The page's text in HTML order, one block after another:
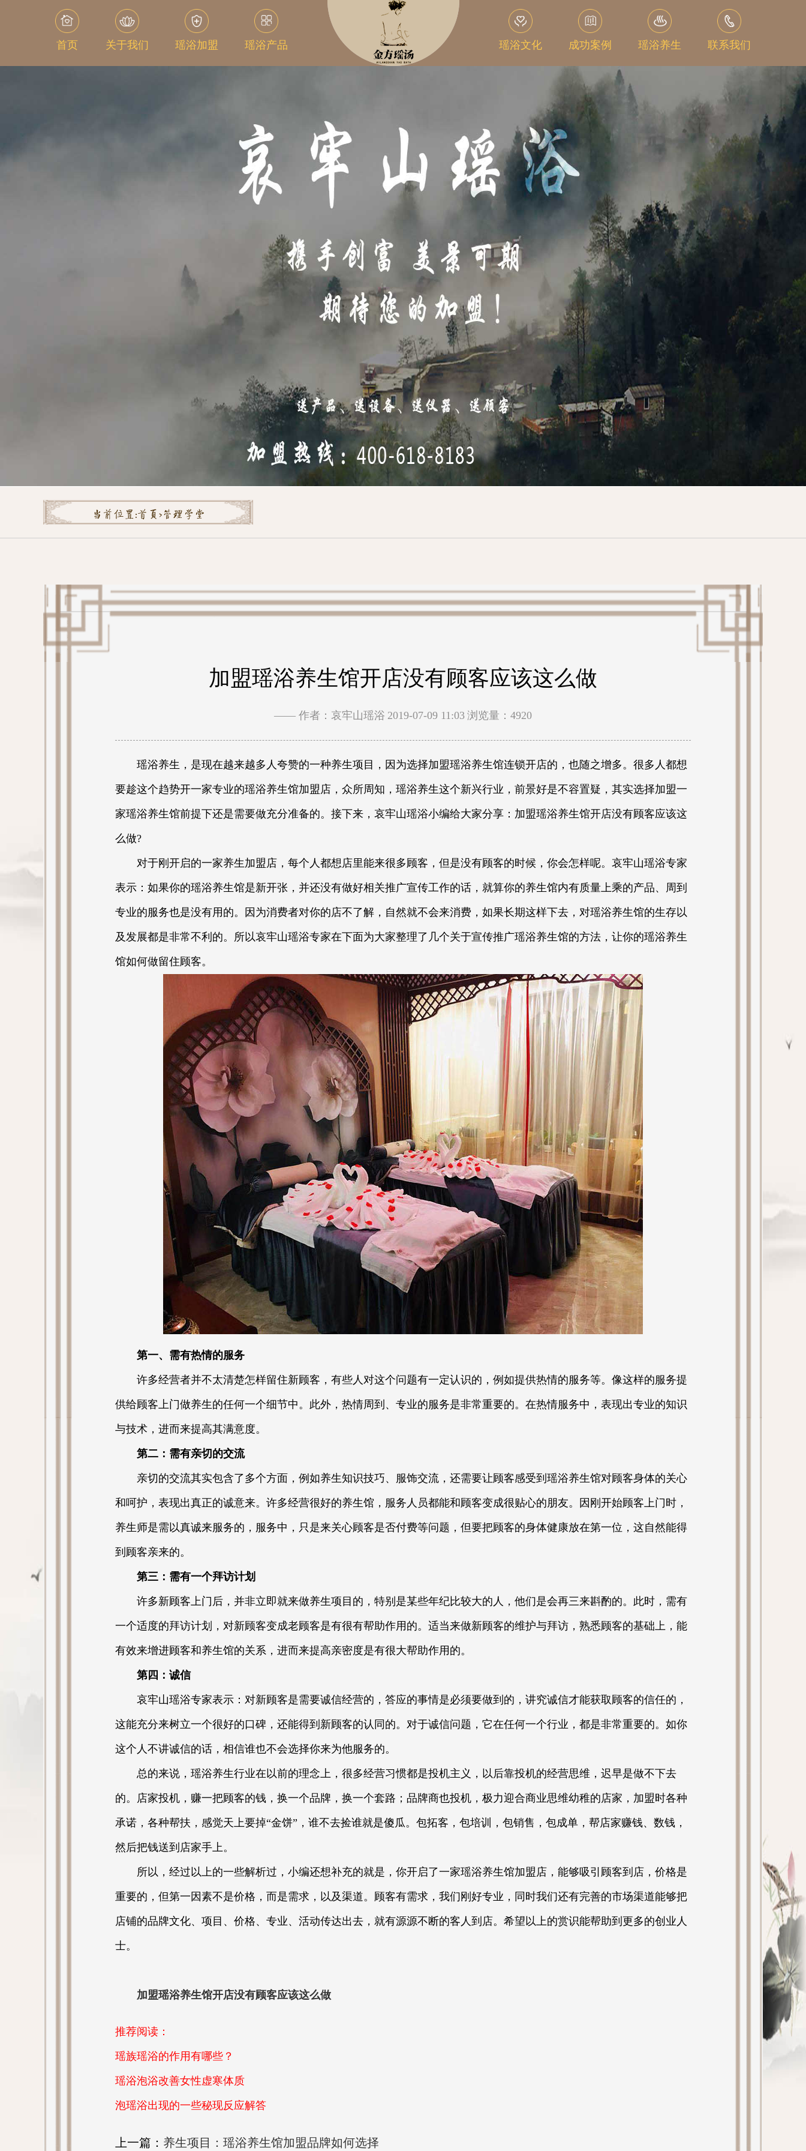
首页 关于我们 瑶浴加盟 瑶浴产品 瑶浴文化 成功案例 瑶浴养生 联系我们
当前位置:首页>管理学堂
加盟瑶浴养生馆开店没有顾客应该这么做
—— 作者：哀牢山瑶浴 2019-07-09 11:03 浏览量：4920
瑶浴养生，是现在越来越多人夸赞的一种养生项目，因为选择加盟瑶浴养生馆连锁开店的，也随之增多。很多人都想
要趁这个趋势开一家专业的瑶浴养生馆加盟店，众所周知，瑶浴养生这个新兴行业，前景好是不容置疑，其实选择加盟一
家瑶浴养生馆前提下还是需要做充分准备的。接下来，哀牢山瑶浴小编给大家分享：加盟瑶浴养生馆开店没有顾客应该这
么做?
对于刚开启的一家养生加盟店，每个人都想店里能来很多顾客，但是没有顾客的时候，你会怎样呢。哀牢山瑶浴专家
表示：如果你的瑶浴养生馆是新开张，并还没有做好相关推广宣传工作的话，就算你的养生馆内有质量上乘的产品、周到
专业的服务也是没有用的。因为消费者对你的店不了解，自然就不会来消费，如果长期这样下去，对瑶浴养生馆的生存以
及发展都是非常不利的。所以哀牢山瑶浴专家在下面为大家整理了几个关于宣传推广瑶浴养生馆的方法，让你的瑶浴养生
馆如何做留住顾客。
第一、需有热情的服务
许多经营者并不太清楚怎样留住新顾客，有些人对这个问题有一定认识的，例如提供热情的服务等。像这样的服务提
供给顾客上门做养生的任何一个细节中。此外，热情周到、专业的服务是非常重要的。在热情服务中，表现出专业的知识
与技术，进而来提高其满意度。
第二：需有亲切的交流
亲切的交流其实包含了多个方面，例如养生知识技巧、服饰交流，还需要让顾客感受到瑶浴养生馆对顾客身体的关心
和呵护，表现出真正的诚意来。许多经营很好的养生馆，服务人员都能和顾客变成很贴心的朋友。因刚开始顾客上门时，
养生师是需以真诚来服务的，服务中，只是来关心顾客是否付费等问题，但要把顾客的身体健康放在第一位，这自然能得
到顾客亲来的。
第三：需有一个拜访计划
许多新顾客上门后，并非立即就来做养生项目的，特别是某些年纪比较大的人，他们是会再三来斟酌的。此时，需有
一个适度的拜访计划，对新顾客变成老顾客是有很有帮助作用的。适当来做新顾客的维护与拜访，熟悉顾客的基础上，能
有效来增进顾客和养生馆的关系，进而来提高亲密度是有很大帮助作用的。
第四：诚信
哀牢山瑶浴专家表示：对新顾客是需要诚信经营的，答应的事情是必须要做到的，讲究诚信才能获取顾客的信任的，
这能充分来树立一个很好的口碑，还能得到新顾客的认同的。对于诚信问题，它在任何一个行业，都是非常重要的。如你
这个人不讲诚信的话，相信谁也不会选择你来为他服务的。
总的来说，瑶浴养生行业在以前的理念上，很多经营习惯都是投机主义，以后靠投机的经营思维，迟早是做不下去
的。店家投机，赚一把顾客的钱，换一个品牌，换一个套路；品牌商也投机，极力迎合商业思维幼稚的店家，加盟时各种
承诺，各种帮扶，感觉天上要掉“金饼”，谁不去捡谁就是傻瓜。包拓客，包培训，包销售，包成单，帮店家赚钱、数钱，
然后把钱送到店家手上。
所以，经过以上的一些解析过，小编还想补充的就是，你开启了一家瑶浴养生馆加盟店，能够吸引顾客到店，价格是
重要的，但第一因素不是价格，而是需求，以及渠道。顾客有需求，我们刚好专业，同时我们还有完善的市场渠道能够把
店铺的品牌文化、项目、价格、专业、活动传达出去，就有源源不断的客人到店。希望以上的赏识能帮助到更多的创业人
士。
加盟瑶浴养生馆开店没有顾客应该这么做
推荐阅读：
瑶族瑶浴的作用有哪些？
瑶浴泡浴改善女性虚寒体质
泡瑶浴出现的一些秘现反应解答
上一篇： 养生项目：瑶浴养生馆加盟品牌如何选择